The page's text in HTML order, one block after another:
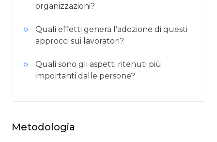
organizzazioni?
Quali effetti genera l’adozione di questi
approcci sui lavoratori?
Quali sono gli aspetti ritenuti più
importanti dalle persone?
Metodologia